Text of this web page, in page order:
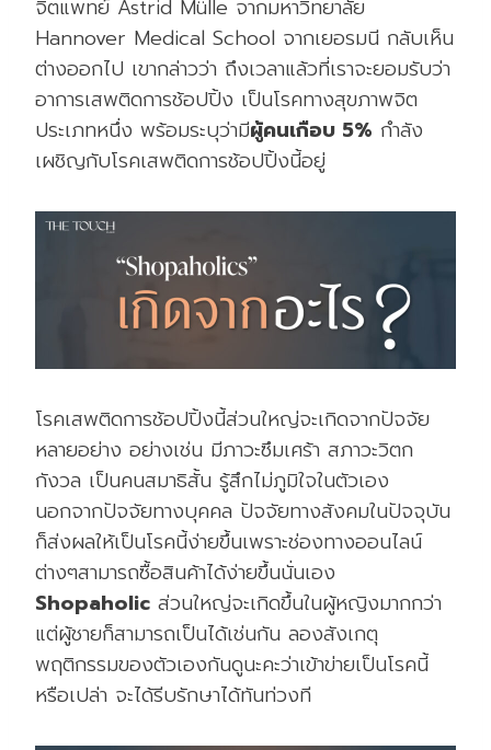
จิตแพทย์ Astrid Mülle จากมหาวิทยาลัย
Hannover Medical School จากเยอรมนี กลับเห็น
ต่างออกไป เขากล่าวว่า ถึงเวลาแล้วที่เราจะยอมรับว่า
อาการเสพติดการช้อปปิ้ง เป็นโรคทางสุขภาพจิต
ประเภทหนึ่ง พร้อมระบุว่ามีผู้คนเกือบ 5% กำลัง
เผชิญกับโรคเสพติดการช้อปปิ้งนี้อยู่
โรคเสพติดการช้อปปิ้งนี้ส่วนใหญ่จะเกิดจากปัจจัย
หลายอย่าง อย่างเช่น มีภาวะซึมเศร้า สภาวะวิตก
กังวล เป็นคนสมาธิสั้น รู้สึกไม่ภูมิใจในตัวเอง
นอกจากปัจจัยทางบุคคล ปัจจัยทางสังคมในปัจจุบัน
ก็ส่งผลให้เป็นโรคนี้ง่ายขึ้นเพราะช่องทางออนไลน์
ต่างๆสามารถซื้อสินค้าได้ง่ายขึ้นนั่นเอง
Shopaholic ส่วนใหญ่จะเกิดขึ้นในผู้หญิงมากกว่า
แต่ผู้ชายก็สามารถเป็นได้เช่นกัน ลองสังเกตุ
พฤติกรรมของตัวเองกันดูนะคะว่าเข้าข่ายเป็นโรคนี้
หรือเปล่า จะได้รีบรักษาได้ทันท่วงที